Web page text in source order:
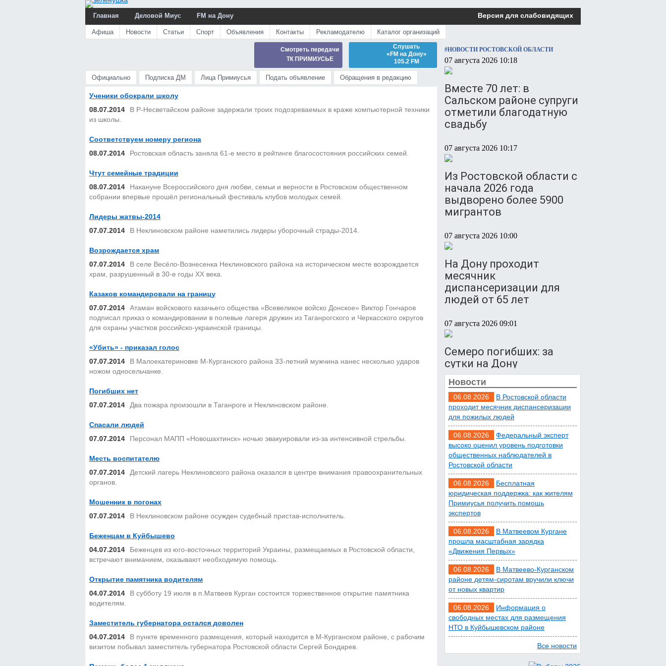
Главная Деловой Миус FM на Дону Версия для слабовидящих
Афиша Новости Статьи Спорт Объявления Контакты Рекламодателю Каталог организаций
Слушать
«FM на Дону»
105.2 FM
Смотреть передачи
ТК ПРИМИУСЬЕ
Официально Подписка ДМ Лица Примиусья Подать объявление Обращения в редакцию
Ученики обокрали школу
08.07.2014
В Р-Несветайском районе задержали троих подозреваемых в краже компьютерной техники
из школы.
Соответствуем номеру региона
08.07.2014
Ростовская область заняла 61-е место в рейтинге благосостояния российских семей.
Чтут семейные традиции
08.07.2014
Накануне Всероссийского дня любви, семьи и верности в Ростовском общественном
собрании впервые прошёл региональный фестиваль клубов молодых семей.
Лидеры жатвы-2014
07.07.2014
В Неклиновском районе наметились лидеры уборочный страды-2014.
Возрождается храм
07.07.2014
В селе Весёло-Вознесенка Неклиновского района на историческом месте возрождается
храм, разрушенный в 30-е годы XX века.
Казаков командировали на границу
07.07.2014
Атаман войскового казачьего общества «Всевеликое войско Донское» Виктор Гончаров
подписал приказ о командировании в полевые лагеря дружин из Таганрогского и Черкасского округов
для охраны участков российско-украинской границы.
«Убить» - приказал голос
07.07.2014
В Малоекатериновке М-Курганского района 33-летний мужчина нанес несколько ударов
ножом односельчанке.
Погибших нет
07.07.2014
Два пожара произошли в Таганроге и Неклиновском районе.
Спасали людей
07.07.2014
Персонал МАПП «Новошахтинск» ночью эвакуировали из-за интенсивной стрельбы.
Месть воспитателю
07.07.2014
Детский лагерь Неклиновского района оказался в центре внимания правоохранительных
органов.
Мошенник в погонах
07.07.2014
В Неклиновском районе осужден судебный пристав-исполнитель.
Беженцам в Куйбышево
04.07.2014
Беженцев из юго-восточных территорий Украины, размещаемых в Ростовской области,
встречают вниманием, оказывают необходимую помощь.
Открытие памятника водителям
04.07.2014
В субботу 19 июля в п.Матвеев Курган состоится торжественное открытие памятника
водителям.
Заместитель губернатора остался доволен
04.07.2014
В пункте временного размещения, который находится в М-Курганском районе, с рабочим
визитом побывал заместитель губернатора Ростовской области Сергей Бондарев.
#НОВОСТИ РОСТОВСКОЙ ОБЛАСТИ
07 августа 2026 10:18
Вместе 70 лет: в
Сальском районе супруги
отметили благодатную
свадьбу
07 августа 2026 10:17
Из Ростовской области с
начала 2026 года
выдворено более 5900
мигрантов
07 августа 2026 10:00
На Дону проходит
месячник
диспансеризации для
людей от 65 лет
07 августа 2026 09:01
Семеро погибших: за
сутки на Дону
зафиксировали 7 ДТП
07 августа 2026 08:42
Сотни БПЛА подавили
над территориями РФ за
ночь
07 августа 2026 08:33
Мужчина утонул на озере
в Ростове
07 августа 2026 07:34
Жара не отступает от
Ростова
07 августа 2026 07:15
Над тремя районами
Ростовской области
сбили 20 БПЛА
Новости
06.08.2026
В Ростовской области
проходит месячник диспансеризации
для пожилых людей
06.08.2026
Федеральный эксперт
высоко оценил уровень подготовки
общественных наблюдателей в
Ростовской области
06.08.2026
Бесплатная
юридическая поддержка: как жителям
Примиусья получить помощь
экспертов
06.08.2026
В Матвеевом Кургане
прошла масштабная зарядка
«Движения Первых»
06.08.2026
В Матвеево-Курганском
районе детям-сиротам вручили ключи
от новых квартир
06.08.2026
Информация о
свободных местах для размещения
НТО в Куйбышевском районе
Все новости